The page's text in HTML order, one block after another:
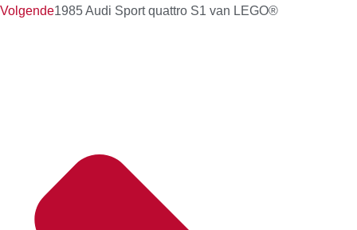
Volgende1985 Audi Sport quattro S1 van LEGO®